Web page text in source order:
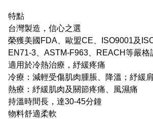
特點
台灣製造，信心之選
榮獲美國FDA、歐盟CE、ISO9001及
EN71-3、ASTM-F963、REACH等嚴格
適用於冷熱治療，紓緩疼痛
冷療：減輕受傷肌肉腫脹、降溫；紓緩
熱療：紓緩肌肉及關節疼痛、風濕痛
持溫時間長，達30-45分鐘
物料舒適柔軟